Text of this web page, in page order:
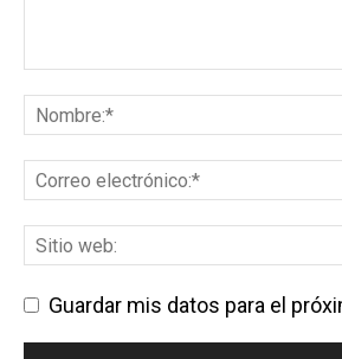
Guardar mis datos para el